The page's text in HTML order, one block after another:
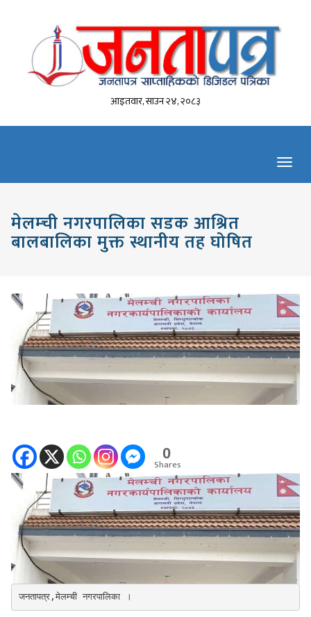
आइतवार, साउन २४, २०८३
मेलम्ची नगरपालिका सडक आश्रित
बालबालिका मुक्त स्थानीय तह घोषित
0
Shares
जनतापत्र,मेलम्ची नगरपालिका ।